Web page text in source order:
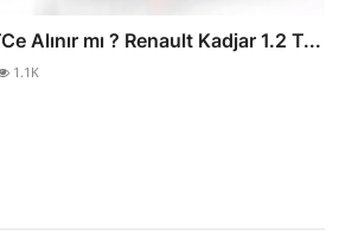
Alınır mı ? Renault Kadjar 1.2 T...
1.1K